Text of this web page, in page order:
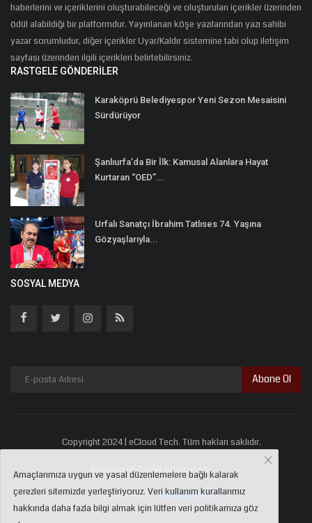
haberlerini ve içeriklerini oluşturabileceği ve oluşturulan içerikler üzerinden
ödül alabildiği bir platformdur. Yayınlanan köşe yazılarından yazı sahibi
yazar sorumludur, diğer içerikler Uyar/Kaldır sistemine tabi olup iletişim
sayfası üzerinden ilgili içerikleri belirtebilirsiniz.
RASTGELE GÖNDERILER
Karaköprü Belediyespor Yeni Sezon Mesaisini
Sürdürüyor
Şanlıurfa’da Bir İlk: Kamusal Alanlara Hayat
Kurtaran “OED”...
Urfalı Sanatçı İbrahim Tatlıses 74. Yaşına
Gözyaşlarıyla...
SOSYAL MEDYA
Abone Ol
Copyright 2024 | eCloud Tech. Tüm hakları saklıdır.
Kullanıcı ve Gizlilik Sözleşmesi
Destekleyen:Avukat Portal
Amaçlarımıza uygun ve yasal düzenlemelere bağlı kalarak
çerezleri sitemizde yerleştiriyoruz. Veri kullanım kurallarımız
hakkında daha fazla bilgi almak için lütfen veri politikamıza göz